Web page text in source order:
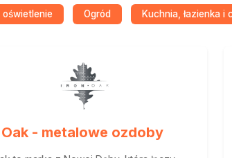
oświetlenie Ogród Kuchnia, łazienka i
- metalowe ozdoby